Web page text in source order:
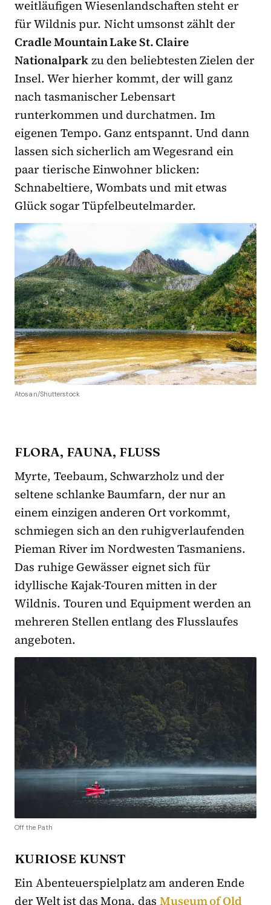
weitläufigen Wiesenlandschaften steht er
für Wildnis pur. Nicht umsonst zählt der
Cradle Mountain Lake St. Claire
Nationalparkzu den beliebtesten Zielen der
Insel. Wer hierher kommt, der will ganz
nach tasmanischer Lebensart
runterkommen und durchatmen. Im
eigenen Tempo. Ganz entspannt. Und dann
lassen sich sicherlich am Wegesrand ein
paar tierische Einwohner blicken:
Schnabeltiere, Wombats und mit etwas
Glück sogar Tüpfelbeutelmarder.
Atosan/Shutterstock
FLORA, FAUNA, FLUSS
Myrte, Teebaum, Schwarzholz und der
seltene schlanke Baumfarn, der nur an
einem einzigen anderen Ort vorkommt,
schmiegen sich an den ruhigverlaufenden
Pieman River im Nordwesten Tasmaniens.
Das ruhige Gewässer eignet sich für
idyllische Kajak-Touren mitten in der
Wildnis. Touren und Equipment werden an
mehreren Stellen entlang des Flusslaufes
angeboten.
Off the Path
KURIOSE KUNST
Ein Abenteuerspielplatz am anderen Ende
der Welt ist das Mona, das Museum of Old